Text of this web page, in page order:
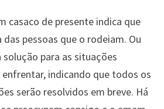
casaco de presente indica que
pessoas que o rodeiam. Ou
para as situações
indicando que todos os
serão resolvidos em breve. Há